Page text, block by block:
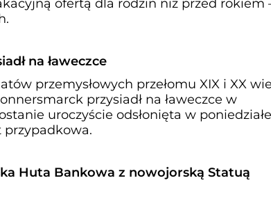
ofertą dla rodzin niż przed rokiem
na ławeczce
przemysłowych przełomu XIX i XX
przysiadł na ławeczce w
uroczyście odsłonięta w
przypadkowa.
Huta Bankowa z nowojorską Statuą